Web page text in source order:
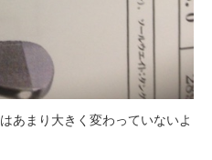
あまり大きく変わっていないよ